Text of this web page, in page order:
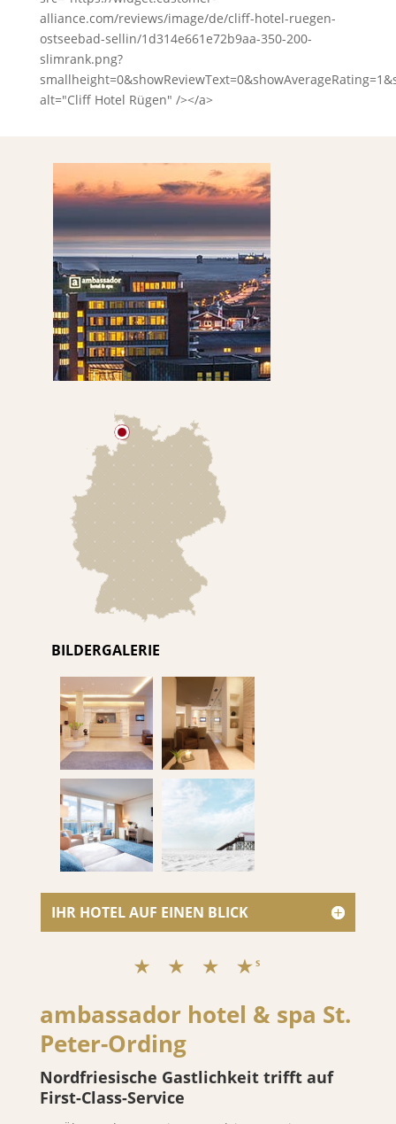
alliance.com/reviews/image/de/cliff-hotel-ruegen-
ostseebad-sellin/1d314e661e72b9aa-350-200-
slimrank.png?
alt="Cliff Hotel Rügen" /></a>
BILDERGALERIE
IHR HOTEL AUF EINEN BLICK
ambassador hotel & spa St.
Peter-Ording
Nordfriesische Gastlichkeit trifft auf
First-Class-Service